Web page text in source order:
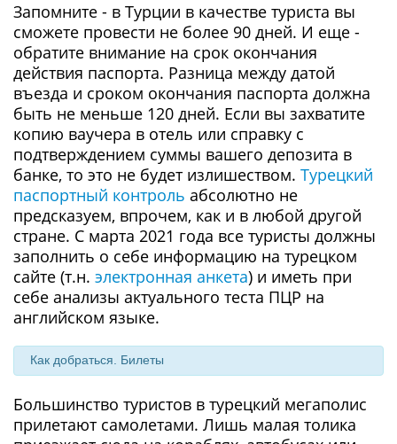
Запомните - в Турции в качестве туриста вы
сможете провести не более 90 дней. И еще -
обратите внимание на срок окончания
действия паспорта. Разница между датой
въезда и сроком окончания паспорта должна
быть не меньше 120 дней. Если вы захватите
копию ваучера в отель или справку с
подтверждением суммы вашего депозита в
банке, то это не будет излишеством. Турецкий
паспортный контроль абсолютно не
предсказуем, впрочем, как и в любой другой
стране. С марта 2021 года все туристы должны
заполнить о себе информацию на турецком
сайте (т.н. электронная анкета) и иметь при
себе анализы актуального теста ПЦР на
английском языке.
Как добраться. Билеты
Большинство туристов в турецкий мегаполис
прилетают самолетами. Лишь малая толика